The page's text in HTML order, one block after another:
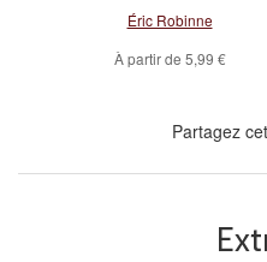
Éric Robinne
À partir de 5,99 €
Partagez